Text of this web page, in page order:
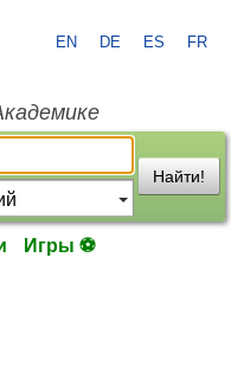
EN DE ES FR
Найти!
Игры ⚽